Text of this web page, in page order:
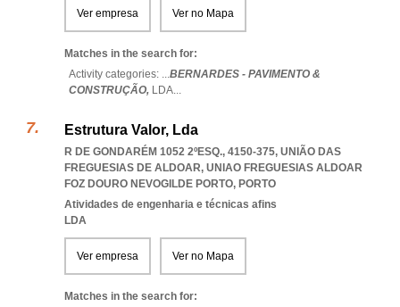
Ver empresa Ver no Mapa
Matches in the search for:
Activity categories: ...BERNARDES - PAVIMENTO &
CONSTRUÇÃO, LDA...
Estrutura Valor, Lda
R DE GONDARÉM 1052 2ºESQ., 4150-375, UNIÃO DAS
FREGUESIAS DE ALDOAR, UNIAO FREGUESIAS ALDOAR
FOZ DOURO NEVOGILDE PORTO, PORTO
Atividades de engenharia e técnicas afins
LDA
Ver empresa Ver no Mapa
Matches in the search for: